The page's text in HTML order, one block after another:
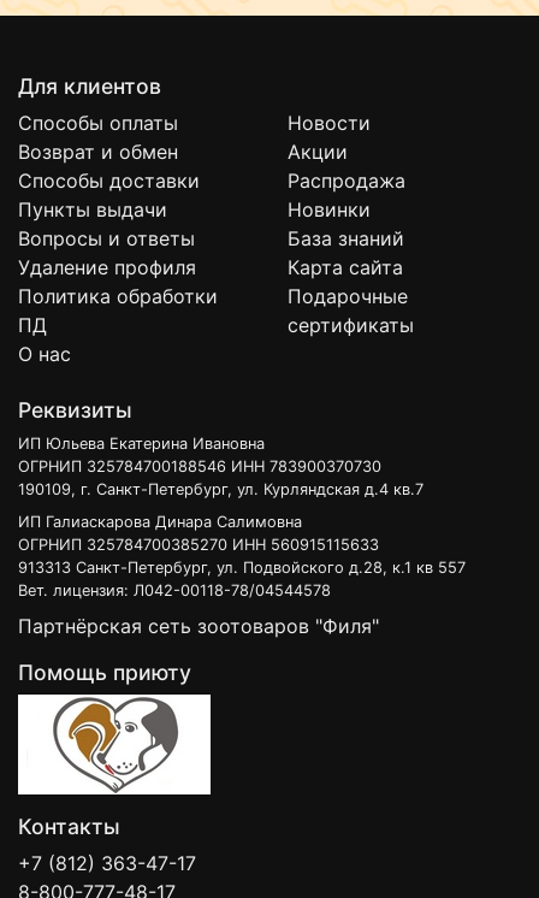
Для клиентов
Способы оплаты
Возврат и обмен
Способы доставки
Пункты выдачи
Вопросы и ответы
Удаление профиля
Политика обработки
ПД
О нас
Новости
Акции
Распродажа
Новинки
База знаний
Карта сайта
Подарочные
сертификаты
Реквизиты
ИП Юльева Екатерина Ивановна
ОГРНИП 325784700188546 ИНН 783900370730
190109, г. Санкт-Петербург, ул. Курляндская д.4 кв.7
ИП Галиаскарова Динара Салимовна
ОГРНИП 325784700385270 ИНН 560915115633
913313 Санкт-Петербург, ул. Подвойского д.28, к.1 кв 557
Вет. лицензия: Л042-00118-78/04544578
Партнёрская сеть зоотоваров "Филя"
Помощь приюту
Контакты
+7 (812) 363-47-17
8-800-777-48-17